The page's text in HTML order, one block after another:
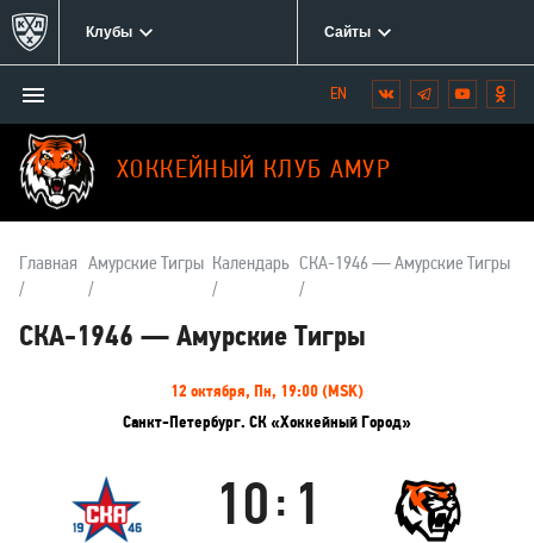
Клубы Сайты
ХОККЕЙНЫЙ КЛУБ АМУР
Открыть/
закрыть
меню
Мы
в
социальных
сетях:
Вконтакте
Telegram
YouTube
Главная Амурские Тигры Календарь СКА-1946 — Амурские Тигры
СКА-1946 — Амурские Тигры
12 октября, Пн, 19:00 (MSK)
Санкт-Петербург. СК «Хоккейный Город»
СКА-1946 10 : 1
Амурские
Тигры